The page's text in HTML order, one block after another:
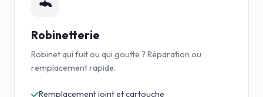
Robinetterie
Robinet qui fuit ou qui goutte ? Réparation ou
remplacement rapide.
Remplacement joint et cartouche